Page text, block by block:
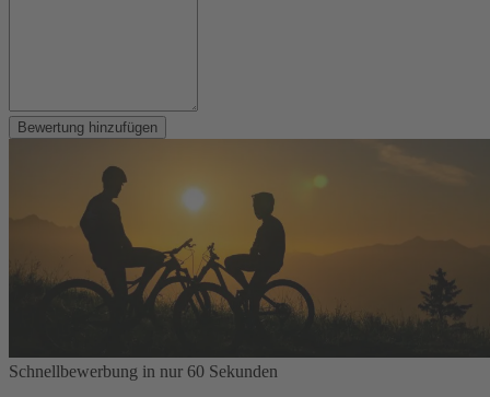
Bewertung hinzufügen
Schnellbewerbung in nur 60 Sekunden